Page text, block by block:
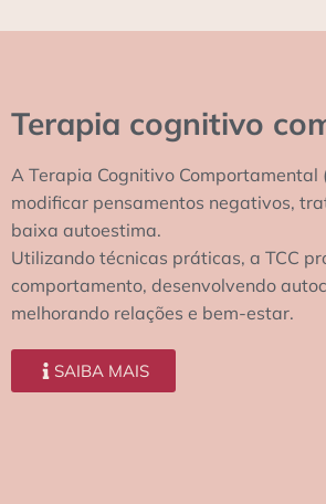
Terapia cognitivo
A Terapia Cognitivo Comportamental
modificar pensamentos negativos,
baixa autoestima.
Utilizando técnicas práticas, a TCC
comportamento, desenvolvendo
melhorando relações e bem-estar.
SAIBA MAIS